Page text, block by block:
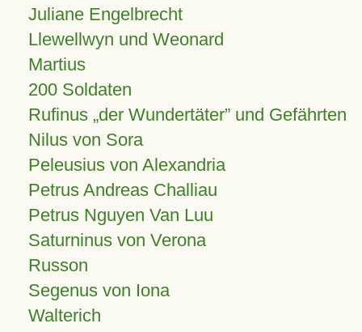
Juliane Engelbrecht
Llewellwyn und Weonard
Martius
200 Soldaten
Rufinus „der Wundertäter” und Gefährten
Nilus von Sora
Peleusius von Alexandria
Petrus Andreas Challiau
Petrus Nguyen Van Luu
Saturninus von Verona
Russon
Segenus von Iona
Walterich